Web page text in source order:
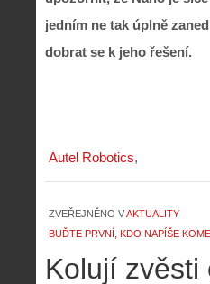
jedním ne tak úplně
dobrat se k jeho řešení.
Autel Robotics
ZVEŘEJNĚNO VAKTUALITY
BUĎTE PRVNÍ, KDO NAPÍŠE
Kolují zvěsti